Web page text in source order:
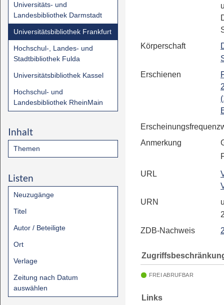
Universitäts- und
Landesbibliothek Darmstadt
Universitätsbibliothek Frankfurt
Hochschul-, Landes- und
Stadtbibliothek Fulda
Universitätsbibliothek Kassel
Hochschul- und
Landesbibliothek RheinMain
Inhalt
Themen
Listen
Neuzugänge
Titel
Autor / Beteiligte
Ort
Verlage
Zeitung nach Datum
auswählen
Körperschaft
Erschienen
Erscheinungsfrequenz
Anmerkung
URL
URN
ZDB-Nachweis
FREI ABRUFBAR
Links